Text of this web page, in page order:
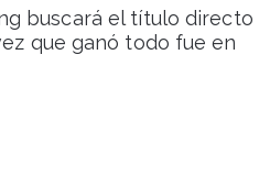
buscará el título directo
que ganó todo fue en